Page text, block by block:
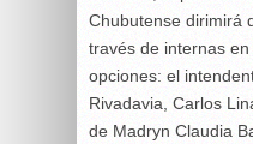
Chubutense dirimirá
través de internas
opciones: el
Rivadavia, Carlos
de Madryn Claudia